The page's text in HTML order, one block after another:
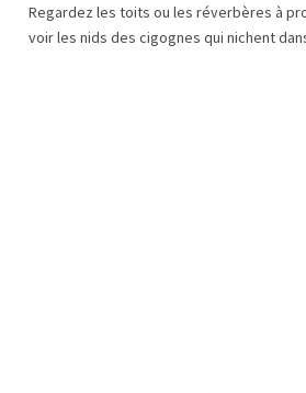
Regardez les toits ou les réverbères à
voir les nids des cigognes qui nichent